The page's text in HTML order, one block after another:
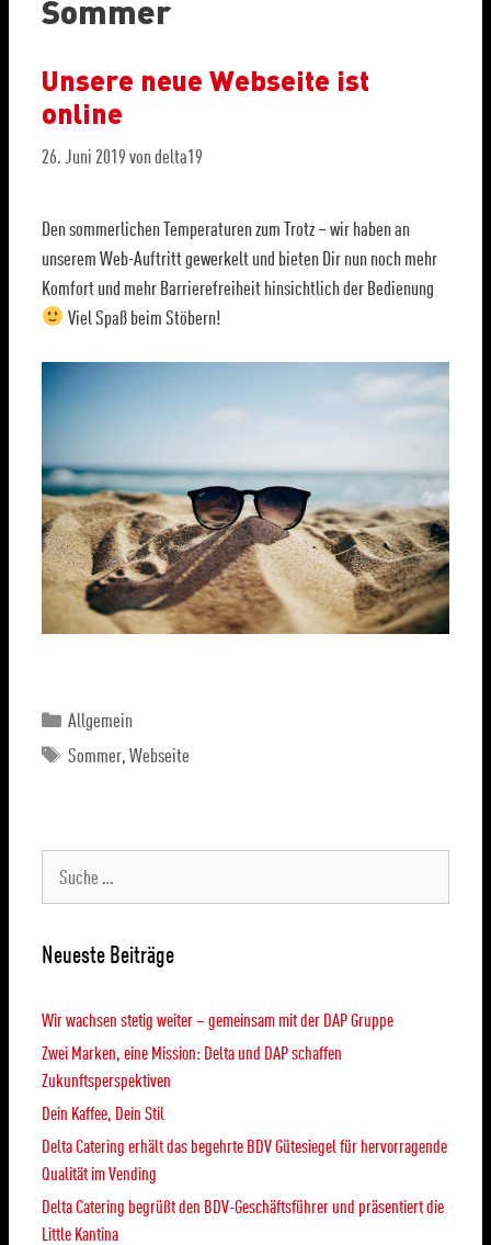
Sommer
Unsere neue Webseite ist
online
26. Juni 2019vondelta19
Den sommerlichen Temperaturen zum Trotz – wir haben an
unserem Web-Auftritt gewerkelt und bieten Dir nun noch mehr
Komfort und mehr Barrierefreiheit hinsichtlich der Bedienung
Viel Spaß beim Stöbern!
Allgemein
Sommer,Webseite
Neueste Beiträge
Wir wachsen stetig weiter – gemeinsam mit der DAP Gruppe
Zwei Marken, eine Mission: Delta und DAP schaffen
Zukunftsperspektiven
Dein Kaffee, Dein Stil
Delta Catering erhält das begehrte BDV Gütesiegel für hervorragende
Qualität im Vending
Delta Catering begrüßt den BDV-Geschäftsführer und präsentiert die
Little Kantina